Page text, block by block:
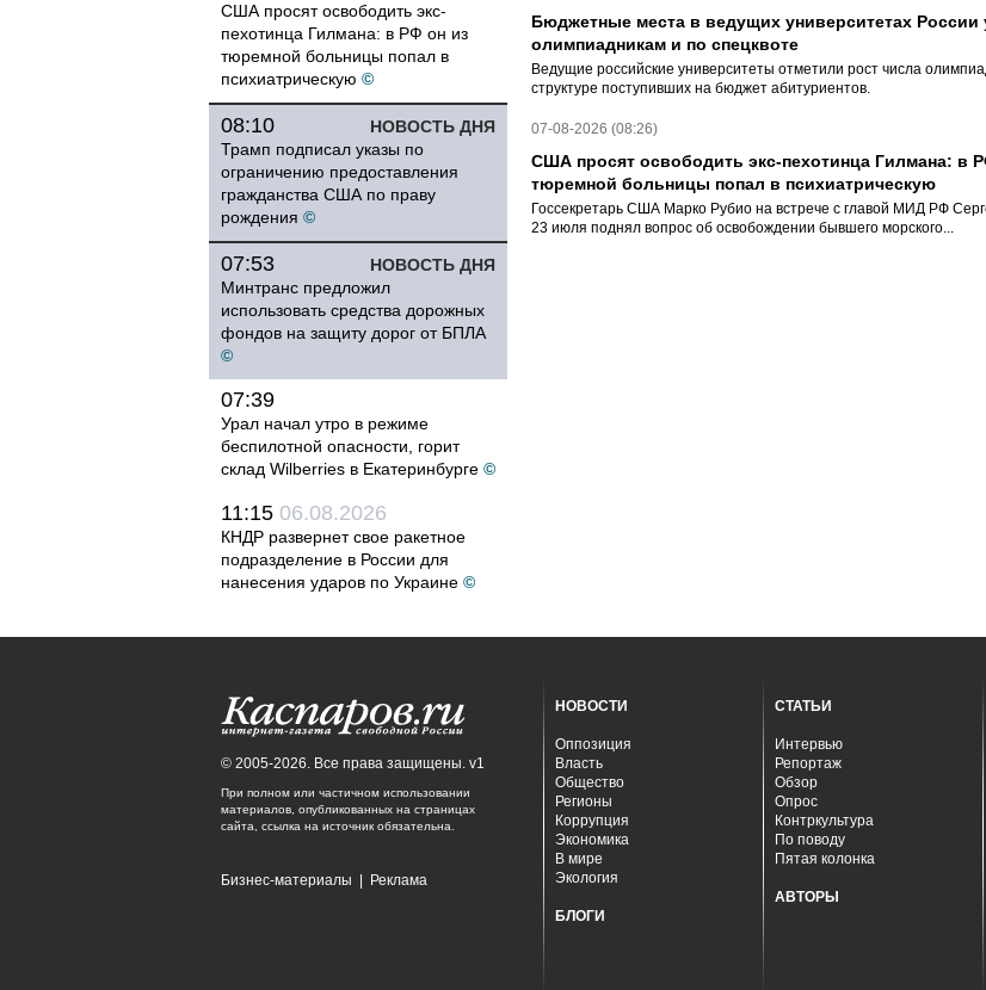
США просят освободить экс-
пехотинца Гилмана: в РФ он из
тюремной больницы попал в
психиатрическую ©
НОВОСТЬ ДНЯ
08:10
Трамп подписал указы по
ограничению предоставления
гражданства США по праву
рождения ©
НОВОСТЬ ДНЯ
07:53
Минтранс предложил
использовать средства дорожных
фондов на защиту дорог от БПЛА
©
07:39
Урал начал утро в режиме
беспилотной опасности, горит
склад Wilberries в Екатеринбурге ©
11:15 06.08.2026
КНДР развернет свое ракетное
подразделение в России для
нанесения ударов по Украине ©
Бюджетные места в ведущих университетах России
олимпиадникам и по спецквоте
Ведущие российские университеты отметили рост числа
структуре поступивших на бюджет абитуриентов.
07-08-2026 (08:26)
США просят освободить экс-пехотинца Гилмана: в
тюремной больницы попал в психиатрическую
Госсекретарь США Марко Рубио на встрече с главой МИД РФ
23 июля поднял вопрос об освобождении бывшего морского...
© 2005-2026. Все права защищены. v1
При полном или частичном использовании
материалов, опубликованных на страницах
сайта, ссылка на источник обязательна.
Бизнес-материалы Реклама
НОВОСТИ
Оппозиция
Власть
Общество
Регионы
Коррупция
Экономика
В мире
Экология
БЛОГИ
СТАТЬИ
Интервью
Репортаж
Обзор
Опрос
Контркультура
По поводу
Пятая колонка
АВТОРЫ